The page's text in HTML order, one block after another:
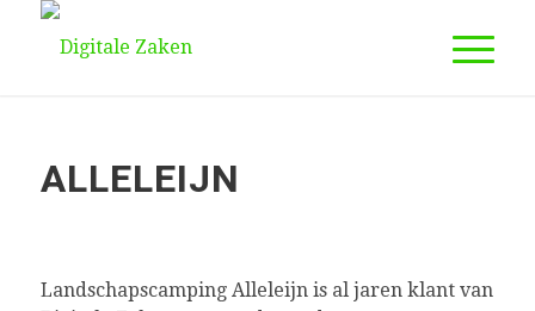
ALLELEIJN
Landschapscamping Alleleijn is al jaren klant van